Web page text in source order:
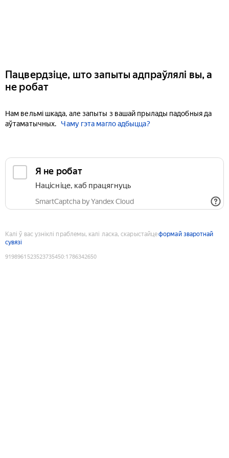
Пацвердзіце, што запыты адпраўлялі вы, а
не робат
Нам вельмі шкада, але запыты з вашай прылады падобныя да
аўтаматычных.
Чаму гэта магло адбыцца?
Я не робат
Націсніце, каб працягнуць
SmartCaptcha by Yandex Cloud
Калі ў вас узніклі праблемы, калі ласка, скарыстайцеформай зваротнай
сувязі
9198961523523735450:1786342650